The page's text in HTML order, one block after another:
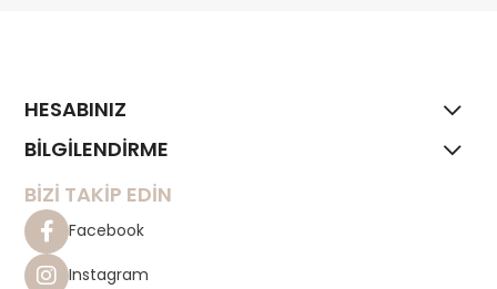
HESABINIZ
BİLGİLENDİRME
BİZİ TAKİP EDİN
Facebook
Instagram